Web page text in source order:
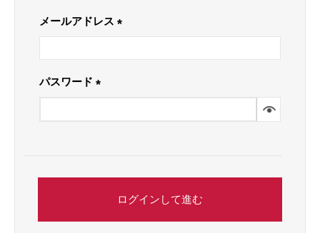
メールアドレス
(必
須)
パスワード
(必
ログインして進む